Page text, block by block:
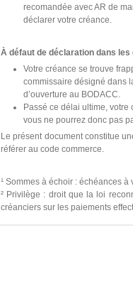
recomandée avec AR de
déclarer votre créance.
À défaut de déclaration dans les
Votre créance se trouve
commissaire désigné dans
d’ouverture au BODACC.
Passé ce délai ultime,
vous ne pourrez donc pas
Le présent document constitue
référer au code commerce.
¹ Sommes à échoir : échéances
² Privilège : droit que la loi
créanciers sur les paiements